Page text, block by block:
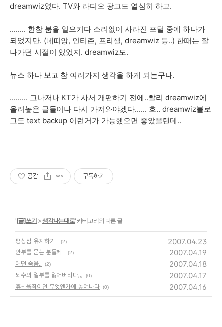
dreamwiz였다. TV와 라디오 광고도 열심히 하고.
........ 한참 붐을 일으키다 소리없이 사라진 포털 중에 하나가
되었지만. (네띠앙, 인티즌, 프리첼, dreamwiz 등..) 한때는 잘
나가던 시절이 있었지. dreamwiz도.
뉴스 하나 보고 참 여러가지 생각을 하게 되는구나.
......... 그나저나 KT가 사서 개편하기 전에..빨리 dreamwiz에
올려놓은 글들이나 다시 가져와야겠다...... 흐.. dreamwiz블로
그도 text backup 이런거가 가능했으면 좋았을텐데..
공감 구독하기
'[글]쓰기 >생각나는대로' 카테고리의 다른 글
평상심 유지하기.. (2) 2007.04.23
안부를 묻는 분들께.. (2) 2007.04.19
어떤 죽음.. (2) 2007.04.18
뇌수의 일부를 잃어버리다;;; (0) 2007.04.17
휴~ 옭죄이던 무엇엔가에 놓여나다 (0) 2007.04.16